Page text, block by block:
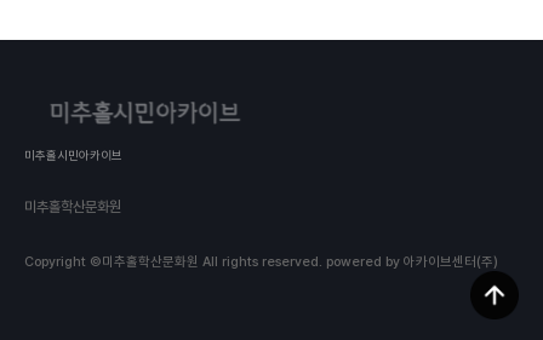
미추홀시민아카이브
미추홀학산문화원
Copyright ©미추홀학산문화원 All rights reserved. powered by 아카이브센터(주)